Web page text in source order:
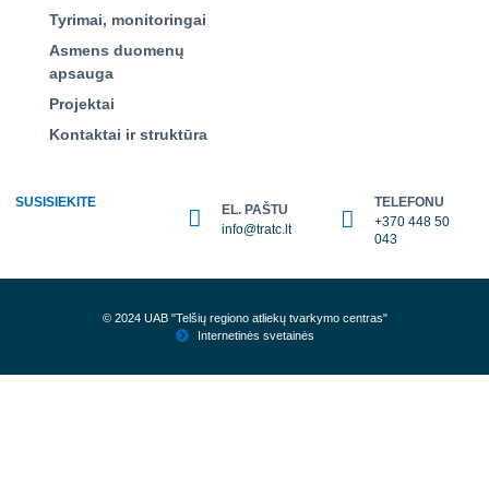
Tyrimai, monitoringai
Asmens duomenų
apsauga
Projektai
Kontaktai ir struktūra
SUSISIEKITE
EL. PAŠTU
info@tratc.lt
TELEFONU
+370 448 50
043
© 2024 UAB "Telšių regiono atliekų tvarkymo centras"
Internetinės svetainės